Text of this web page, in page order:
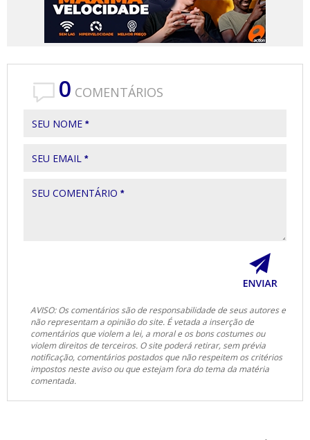
0 COMENTÁRIOS
SEU NOME *
SEU EMAIL *
SEU COMENTÁRIO *
AVISO: Os comentários são de responsabilidade de seus autores e
não representam a opinião do site. É vetada a inserção de
comentários que violem a lei, a moral e os bons costumes ou
violem direitos de terceiros. O site poderá retirar, sem prévia
notificação, comentários postados que não respeitem os critérios
impostos neste aviso ou que estejam fora do tema da matéria
comentada.